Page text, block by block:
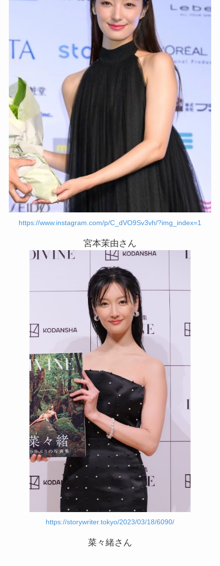
https://www.instagram.com/p/C_dVO9Sv3vh/?img_index=1
宮本茉由さん
https://storywriter.tokyo/2023/03/18/6090/
菜々緒さん